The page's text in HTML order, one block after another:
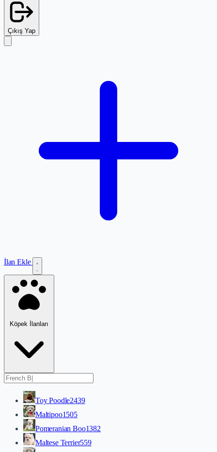
Çıkış Yap
İlan Ekle
Köpek İlanları
Toy Poodle2439
Maltipoo1505
Pomeranian Boo1382
Maltese Terrier559